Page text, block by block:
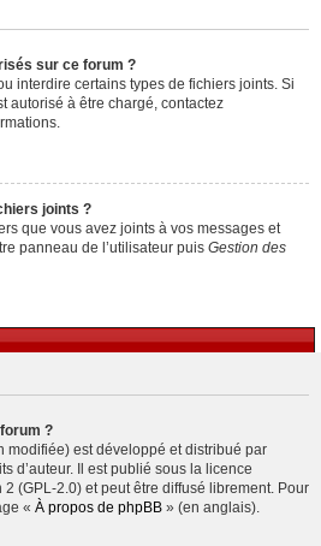
sur ce forum ?
interdire certains types de fichiers joints. Si
autorisé à être chargé, contactez
joints ?
que vous avez joints à vos messages et
panneau de l’utilisateur puis Gestion des
?
modifiée) est développé et distribué par
d’auteur. Il est publié sous la licence
(GPL-2.0) et peut être diffusé librement. Pour
« À propos de phpBB » (en anglais).